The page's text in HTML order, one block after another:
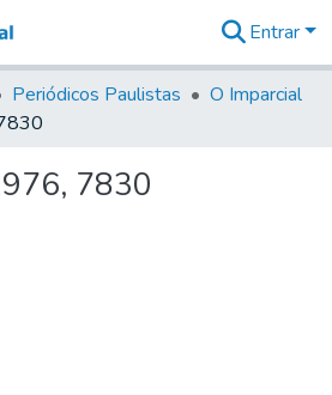
&
Coleções
Tudo na
Digital
Entrar
Periódicos Paulistas
O Imparcial
7830